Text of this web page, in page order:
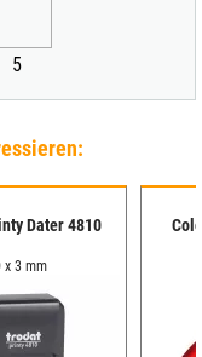
5
Dater 4810
x 3 mm